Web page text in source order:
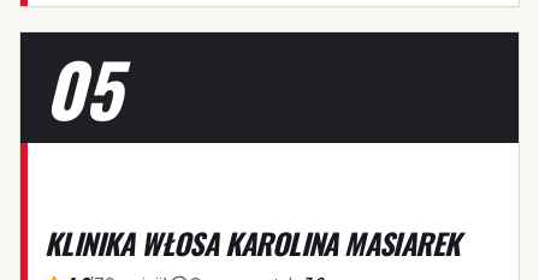
05
K
KLINIKA WŁOSA KAROLINA MASIAREK